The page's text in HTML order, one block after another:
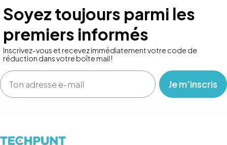
Soyez toujours parmi les
premiers informés
Inscrivez-vous et recevez immédiatement votre code de
réduction dans votre boîte mail !
Email
‎ ‎ ‎ Je m'inscris ‎ ‎ ‎